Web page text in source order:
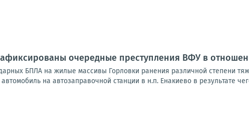
очередные преступления ВФУ в
БПЛА на жилые массивы Горловки ранения различной степени
на автозаправочной станции в н.п. Енакиево в результате